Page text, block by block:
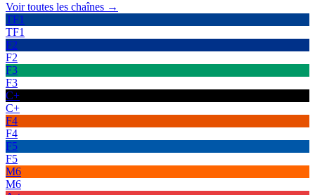
Voir toutes les chaînes →
TF1
TF1
F2
F2
F3
F3
C+
C+
F4
F4
F5
F5
M6
M6